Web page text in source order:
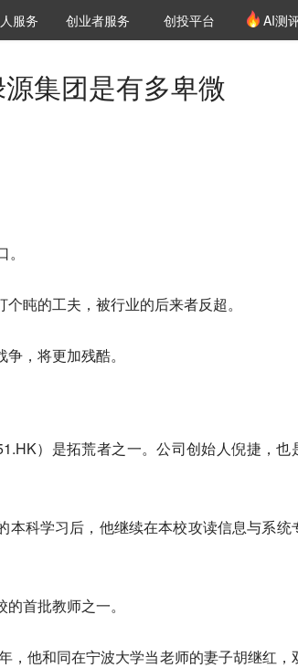
资机构库
职位推介
服务 创投氪堂
创业者服务 创投平台 AI测
集团是有多卑微
盹的工夫，被行业的后来者反超。
，将更加残酷。
）是拓荒者之一。公司创始人倪捷，也
科学习后，他继续在本校攻读信息与系统
首批教师之一。
，他和同在宁波大学当老师的妻子胡继红，